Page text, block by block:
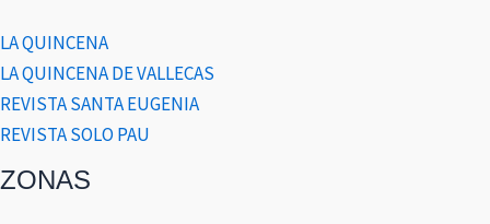
LA QUINCENA
LA QUINCENA DE VALLECAS
REVISTA SANTA EUGENIA
REVISTA SOLO PAU
ZONAS